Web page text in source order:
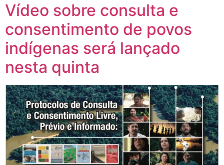
Vídeo sobre consulta e
consentimento de povos
indígenas será lançado
nesta quinta